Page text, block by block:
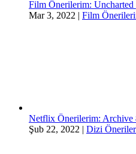
Film Önerilerim: Uncharted
Mar 3, 2022 | Film
Netflix Önerilerim: Archive
Şub 22, 2022 | Dizi